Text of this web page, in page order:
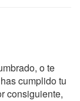
o te
cumplido tu
consiguiente,